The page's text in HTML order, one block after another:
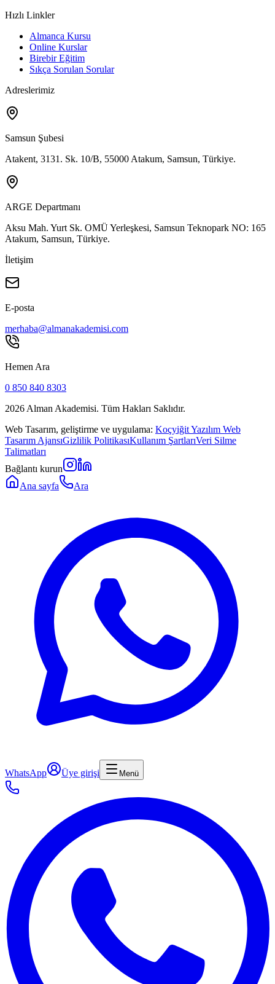
Hızlı Linkler
Almanca Kursu
Online Kurslar
Birebir Eğitim
Sıkça Sorulan Sorular
Adreslerimiz
Samsun Şubesi
Atakent, 3131. Sk. 10/B, 55000 Atakum, Samsun, Türkiye.
ARGE Departmanı
Aksu Mah. Yurt Sk. OMÜ Yerleşkesi, Samsun Teknopark NO: 165
Atakum, Samsun, Türkiye.
İletişim
E-posta
merhaba@almanakademisi.com
Hemen Ara
0 850 840 8303
2026 Alman Akademisi. Tüm Hakları Saklıdır.
Web Tasarım, geliştirme ve uygulama: Koçyiğit Yazılım Web
Tasarım AjansıGizlilik PolitikasıKullanım ŞartlarıVeri Silme
Talimatları
Bağlantı kurun
Ana sayfa
Ara
WhatsApp Üye girişi Menü